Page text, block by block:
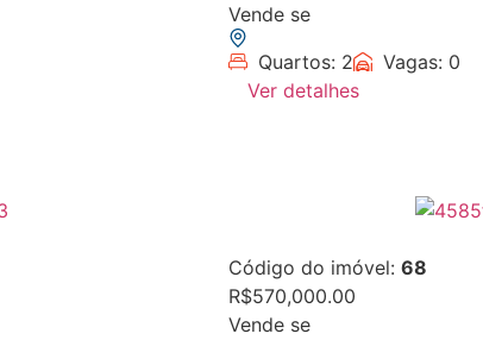
Vende se
Quartos: 2
Vagas: 0
Ver detalhes
Código do imóvel: 68
R$570,000.00
Vende se